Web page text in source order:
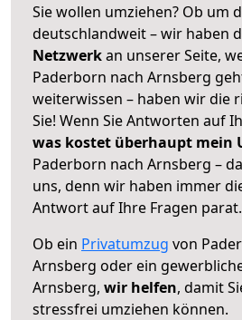
Sie wollen umziehen? Ob um
deutschlandweit – wir haben
Netzwerkan unserer Seite,
Paderborn nach Arnsberg
weiterwissen – haben wir die
Sie! Wenn Sie Antworten auf
was kostet überhaupt mein
Paderborn nach Arnsberg –
uns, denn wir haben immer
Antwort auf Ihre Fragen parat.
Ob ein Privatumzug von
Arnsberg oder ein
Arnsberg, wir helfen, damit
stressfrei umziehen können.